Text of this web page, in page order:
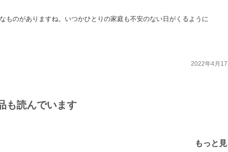
ものがありますね。いつかひとりの家庭も不安のない日がくるように
2022年4月17
も読んでいます
もっと